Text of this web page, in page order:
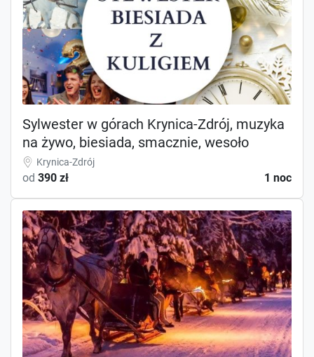
Sylwester w górach Krynica-Zdrój, muzyka
na żywo, biesiada, smacznie, wesoło
Krynica-Zdrój
od 390 zł 1 noc